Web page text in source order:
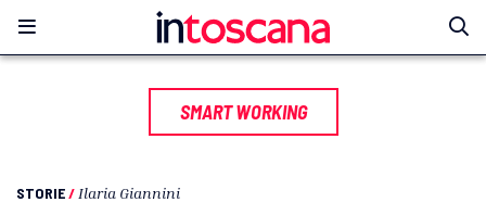
SMART WORKING
STORIE/ Ilaria Giannini